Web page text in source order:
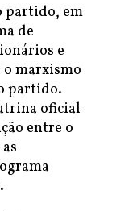
partido, em
de
e
o marxismo
partido.
oficial
entre o